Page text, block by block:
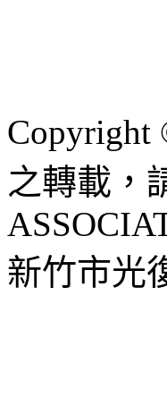
Copyright
之轉載，
新竹市光